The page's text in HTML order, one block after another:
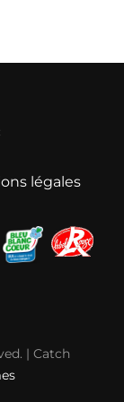
légales
| Catch